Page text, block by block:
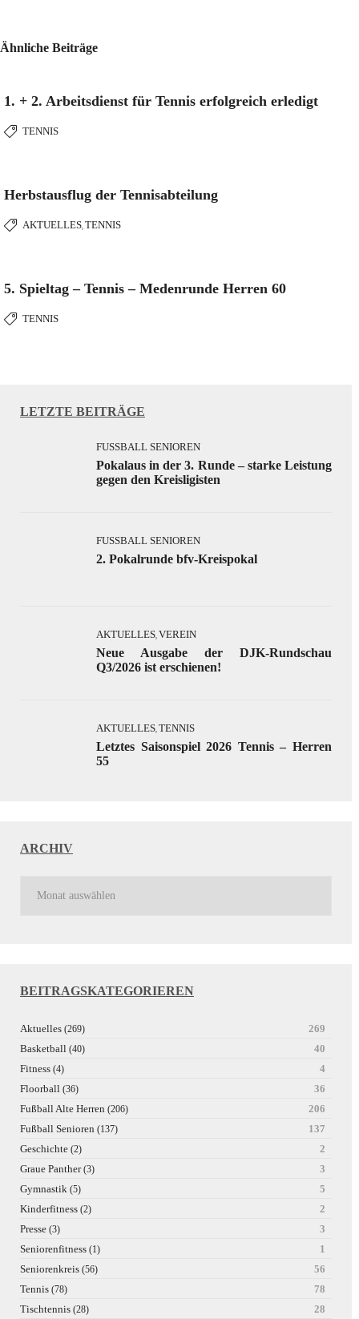
Ähnliche Beiträge
1. + 2. Arbeitsdienst für Tennis erfolgreich erledigt
TENNIS
Herbstausflug der Tennisabteilung
AKTUELLES, TENNIS
5. Spieltag – Tennis – Medenrunde Herren 60
TENNIS
LETZTE BEITRÄGE
FUSSBALL SENIOREN
Pokalaus in der 3. Runde – starke Leistung
gegen den Kreisligisten
FUSSBALL SENIOREN
2. Pokalrunde bfv-Kreispokal
AKTUELLES, VEREIN
Neue Ausgabe der DJK-Rundschau
Q3/2026 ist erschienen!
AKTUELLES, TENNIS
Letztes Saisonspiel 2026 Tennis – Herren
55
ARCHIV
BEITRAGSKATEGORIEREN
Aktuelles (269)
269
Basketball (40)
40
Fitness (4)
4
Floorball (36)
36
Fußball Alte Herren (206)
206
Fußball Senioren (137)
137
Geschichte (2)
2
Graue Panther(3)
3
Gymnastik (5)
5
Kinderfitness (2)
2
Presse (3)
3
Seniorenfitness (1)
1
Seniorenkreis (56)
56
Tennis (78)
78
Tischtennis (28)
28